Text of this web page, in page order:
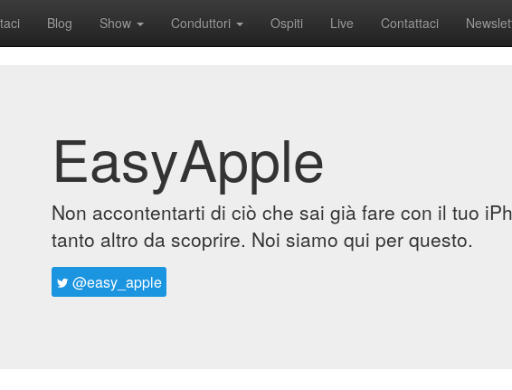
Blog Show Conduttori Ospiti Live Contattaci
EasyApple
Non accontentarti di ciò che sai già fare con il tuo
tanto altro da scoprire. Noi siamo qui per questo.
@easy_apple